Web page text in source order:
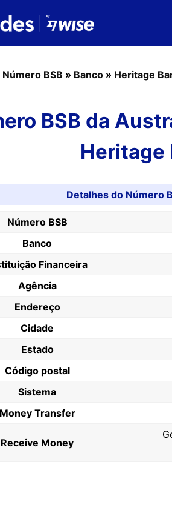
Número BSB » Banco » Heritage
BSB da
Heritage
Detalhes do Número
Número BSB
Banco
Financeira
Agência
Endereço
Cidade
Estado
Código postal
Sistema
Money Transfer
Receive Money